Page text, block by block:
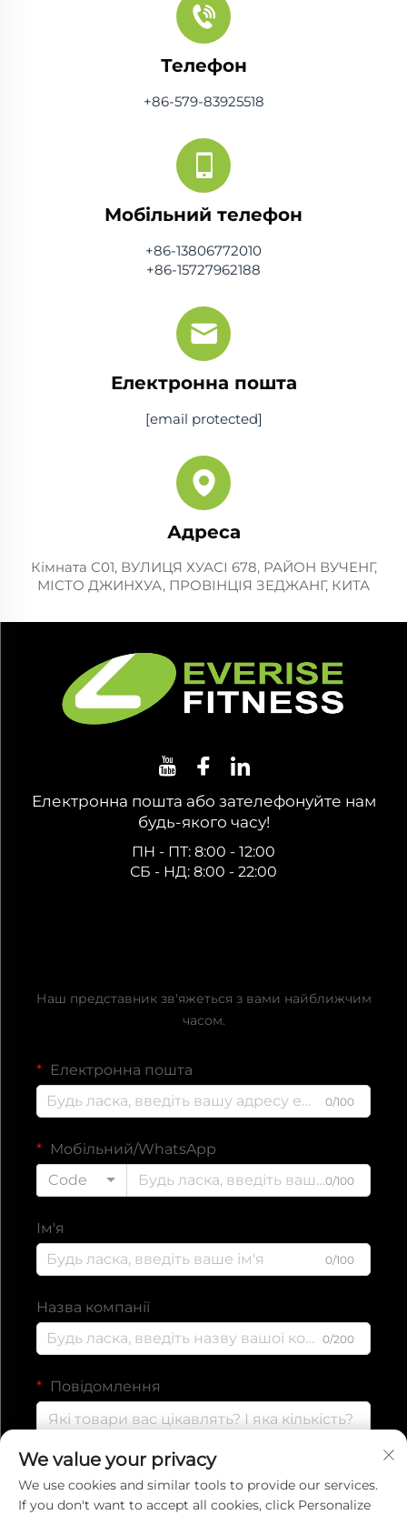
Телефон
+86-579-83925518
Мобільний телефон
+86-13806772010
+86-15727962188
Електронна пошта
[email protected]
Адреса
Кімната C01, ВУЛИЦЯ ХУАСІ 678, РАЙОН ВУЧЕНГ,
МІСТО ДЖИНХУА, ПРОВІНЦІЯ ЗЕДЖАНГ, КИТА
Електронна пошта або зателефонуйте нам
будь-якого часу!
ПН - ПТ: 8:00 - 12:00
СБ - НД: 8:00 - 22:00
Наш представник зв'яжеться з вами найближчим
часом.
Електронна пошта
0/100
Мобільний/WhatsApp
Code
0/100
Ім'я
0/100
Назва компанії
0/200
Повідомлення
We value your privacy
We use cookies and similar tools to provide our services.
If you don't want to accept all cookies, click Personalize